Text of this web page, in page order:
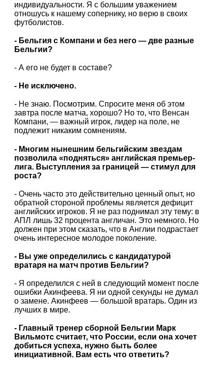
индивидуальности. Я с большим уважением
отношусь к нашему сопернику, но верю в своих
футболистов.
- Бельгия с Компани и без него — две разные
Бельгии?
- А его не будет в составе?
- Не исключено.
- Не знаю. Посмотрим. Спросите меня об этом
завтра после матча, хорошо? Но то, что Венсан
Компани, — важный игрок, лидер на поле, не
подлежит никаким сомнениям.
- Многим нынешним бельгийским звездам
позволила «подняться» английская премьер-
лига. Выступления за границей — стимул для
роста?
- Очень часто это действительно ценный опыт, но
обратной стороной проблемы является дефицит
английских игроков. Я не раз поднимал эту тему: в
АПЛ лишь 32 процента англичан. Это немного. Но
должен при этом сказать, что в Англии подрастает
очень интересное молодое поколение.
- Вы уже определились с кандидатурой
вратаря на матч против Бельгии?
- Я определился с ней в следующий момент после
ошибки Акинфеева. Я ни одной секунды не думал
о замене. Акинфеев — большой вратарь. Один из
лучших в мире.
- Главный тренер сборной Бельгии Марк
Вильмотс считает, что России, если она хочет
добиться успеха, нужно быть более
инициативной. Вам есть что ответить?